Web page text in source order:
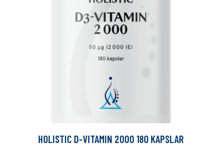
HOLISTIC D-VITAMIN 2000 180 KAPSLAR